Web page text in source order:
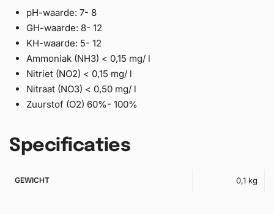
pH-waarde: 7- 8
GH-waarde: 8- 12
KH-waarde: 5- 12
Ammoniak (NH3) < 0,15 mg/ l
Nitriet (NO2) < 0,15 mg/ l
Nitraat (NO3) < 0,50 mg/ l
Zuurstof (O2) 60%- 100%
Specificaties
GEWICHT 0,1 kg